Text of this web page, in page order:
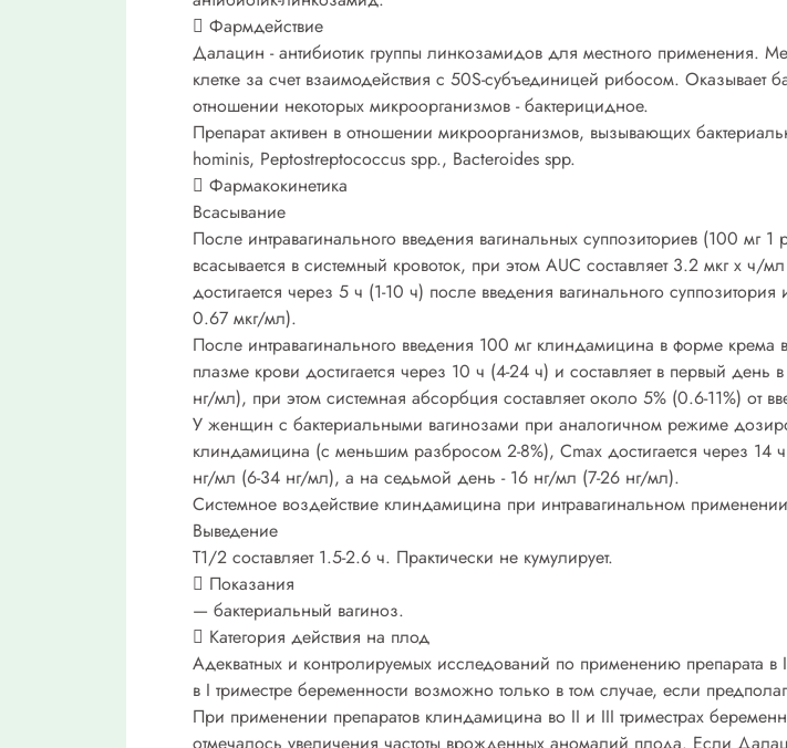
 Фармдействие
Далацин - антибиотик группы линкозамидов для местного применения.
клетке за счет взаимодействия с 50S-субъединицей рибосом. Оказывает
отношении некоторых микроорганизмов - бактерицидное.
Препарат активен в отношении микроорганизмов, вызывающих
hominis, Peptostreptococcus spp., Bacteroides spp.
 Фармакокинетика
Всасывание
После интравагинального введения вагинальных суппозиториев (100 мг
всасывается в системный кровоток, при этом AUC составляет 3.2 мкг х
достигается через 5 ч (1-10 ч) после введения вагинального
0.67 мкг/мл).
После интравагинального введения 100 мг клиндамицина в форме крема
плазме крови достигается через 10 ч (4-24 ч) и составляет в первый
нг/мл), при этом системная абсорбция составляет около 5% (0.6-11%) от
У женщин с бактериальными вагинозами при аналогичном режиме
клиндамицина (с меньшим разбросом 2-8%), Cmax достигается через 14
нг/мл (6-34 нг/мл), а на седьмой день - 16 нг/мл (7-26 нг/мл).
Системное воздействие клиндамицина при интравагинальном
Выведение
T1/2 составляет 1.5-2.6 ч. Практически не кумулирует.
 Показания
— бактериальный вагиноз.
 Категория действия на плод
Адекватных и контролируемых исследований по применению препарата
в I триместре беременности возможно только в том случае, если
При применении препаратов клиндамицина во II и III триместрах